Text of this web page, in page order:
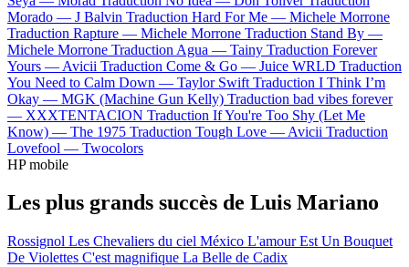
Morado — J Balvin Traduction Hard For Me — Michele Morrone
Traduction Rapture — Michele Morrone Traduction Stand By —
Michele Morrone Traduction Agua — Tainy Traduction Forever
Yours — Avicii Traduction Come & Go — Juice WRLD Traduction
You Need to Calm Down — Taylor Swift Traduction I Think I’m
Okay — MGK (Machine Gun Kelly) Traduction bad vibes forever
— XXXTENTACION Traduction If You're Too Shy (Let Me
Know) — The 1975 Traduction Tough Love — Avicii Traduction
Lovefool — Twocolors
HP mobile
Les plus grands succès de Luis Mariano
Rossignol Les Chevaliers du ciel México L'amour Est Un Bouquet
De Violettes C'est magnifique La Belle de Cadix